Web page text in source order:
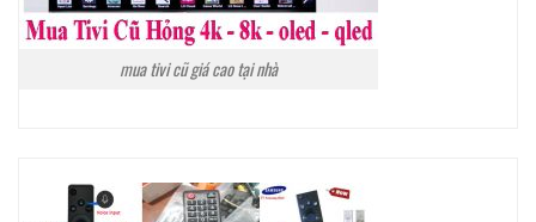
mua tivi cũ giá cao tại nhà